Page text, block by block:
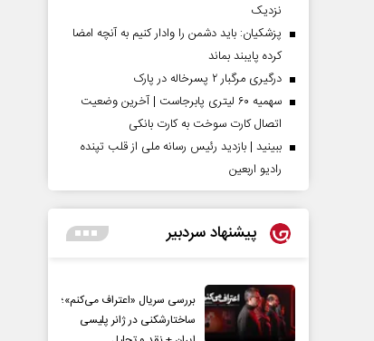
نزدیک
پزشکیان: باید دشمن را وادار کنیم به آنچه امضا
کرده پایبند بماند
درگیری مرگبار ۲ پسرخاله در پارک
سهمیه ۶۰ لیتری پابرجاست | آخرین وضعیت
اتصال کارت سوخت به کارت بانکی
ببینید | بازدید رئیس رسانه ملی از قلب تپنده
رادیو اربعین
پیشنهاد سردبیر
بررسی سریال «اعتراف می‌کنم»؛
ساختارشکنی در ژانر پلیسی